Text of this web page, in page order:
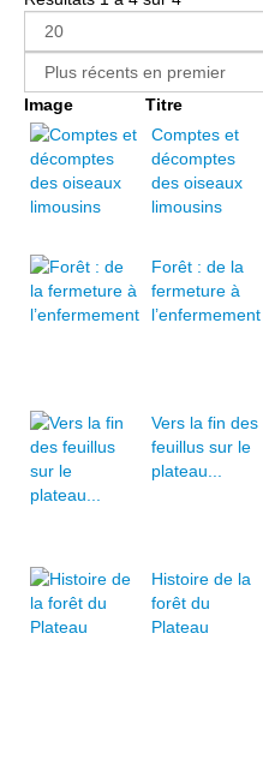
Image Titre
Comptes et
décomptes
des oiseaux
limousins
Forêt : de la
fermeture à
l’enfermement
Vers la fin des
feuillus sur le
plateau...
Histoire de la
forêt du
Plateau